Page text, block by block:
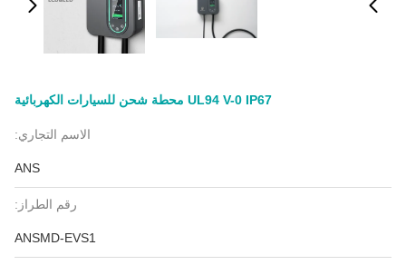
UL94 V-0 IP67 محطة شحن للسيارات الكهربائية
الاسم التجاري:
ANS
رقم الطراز:
ANSMD-EVS1